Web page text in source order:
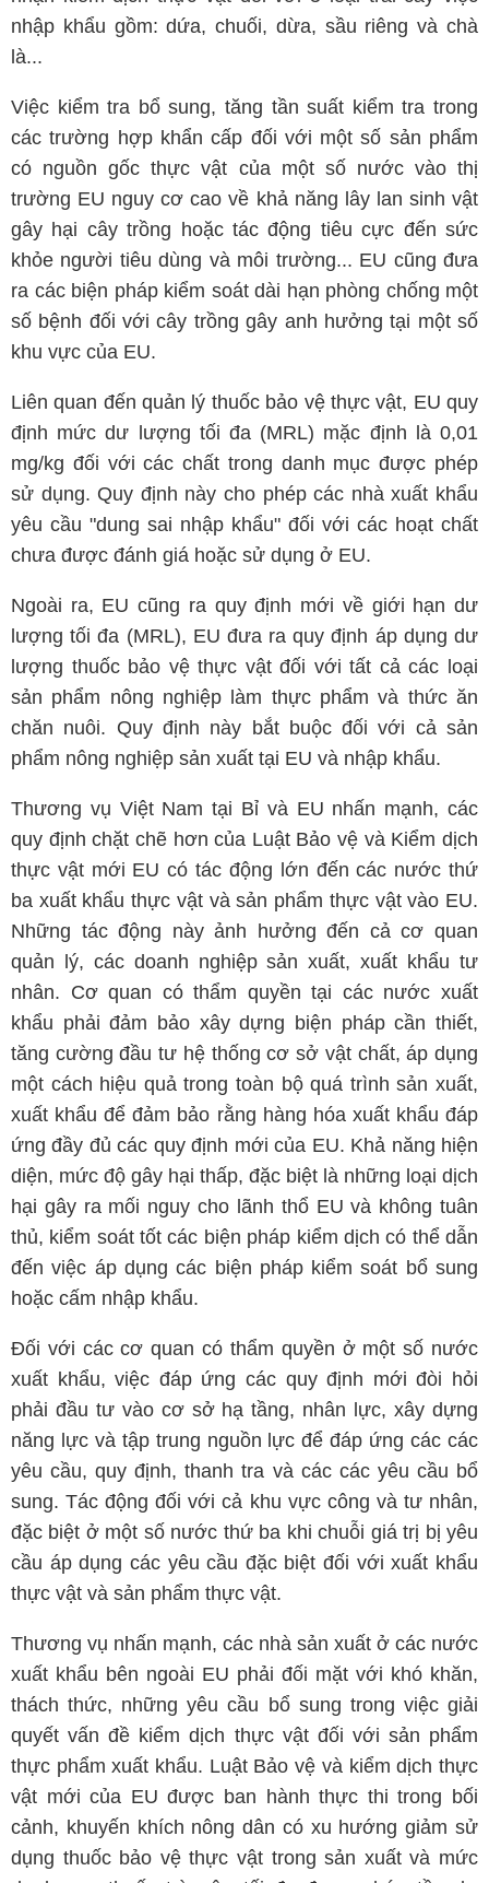
nhập khẩu gồm: dứa, chuối, dừa, sầu riêng và chà
là...
Việc kiểm tra bổ sung, tăng tần suất kiểm tra trong
các trường hợp khẩn cấp đối với một số sản phẩm
có nguồn gốc thực vật của một số nước vào thị
trường EU nguy cơ cao về khả năng lây lan sinh vật
gây hại cây trồng hoặc tác động tiêu cực đến sức
khỏe người tiêu dùng và môi trường... EU cũng đưa
ra các biện pháp kiểm soát dài hạn phòng chống một
số bệnh đối với cây trồng gây anh hưởng tại một số
khu vực của EU.
Liên quan đến quản lý thuốc bảo vệ thực vật, EU quy
định mức dư lượng tối đa (MRL) mặc định là 0,01
mg/kg đối với các chất trong danh mục được phép
sử dụng. Quy định này cho phép các nhà xuất khẩu
yêu cầu "dung sai nhập khẩu" đối với các hoạt chất
chưa được đánh giá hoặc sử dụng ở EU.
Ngoài ra, EU cũng ra quy định mới về giới hạn dư
lượng tối đa (MRL), EU đưa ra quy định áp dụng dư
lượng thuốc bảo vệ thực vật đối với tất cả các loại
sản phẩm nông nghiệp làm thực phẩm và thức ăn
chăn nuôi. Quy định này bắt buộc đối với cả sản
phẩm nông nghiệp sản xuất tại EU và nhập khẩu.
Thương vụ Việt Nam tại Bỉ và EU nhấn mạnh, các
quy định chặt chẽ hơn của Luật Bảo vệ và Kiểm dịch
thực vật mới EU có tác động lớn đến các nước thứ
ba xuất khẩu thực vật và sản phẩm thực vật vào EU.
Những tác động này ảnh hưởng đến cả cơ quan
quản lý, các doanh nghiệp sản xuất, xuất khẩu tư
nhân. Cơ quan có thẩm quyền tại các nước xuất
khẩu phải đảm bảo xây dựng biện pháp cần thiết,
tăng cường đầu tư hệ thống cơ sở vật chất, áp dụng
một cách hiệu quả trong toàn bộ quá trình sản xuất,
xuất khẩu để đảm bảo rằng hàng hóa xuất khẩu đáp
ứng đầy đủ các quy định mới của EU. Khả năng hiện
diện, mức độ gây hại thấp, đặc biệt là những loại dịch
hại gây ra mối nguy cho lãnh thổ EU và không tuân
thủ, kiểm soát tốt các biện pháp kiểm dịch có thể dẫn
đến việc áp dụng các biện pháp kiểm soát bổ sung
hoặc cấm nhập khẩu.
Đối với các cơ quan có thẩm quyền ở một số nước
xuất khẩu, việc đáp ứng các quy định mới đòi hỏi
phải đầu tư vào cơ sở hạ tầng, nhân lực, xây dựng
năng lực và tập trung nguồn lực để đáp ứng các các
yêu cầu, quy định, thanh tra và các các yêu cầu bổ
sung. Tác động đối với cả khu vực công và tư nhân,
đặc biệt ở một số nước thứ ba khi chuỗi giá trị bị yêu
cầu áp dụng các yêu cầu đặc biệt đối với xuất khẩu
thực vật và sản phẩm thực vật.
Thương vụ nhấn mạnh, các nhà sản xuất ở các nước
xuất khẩu bên ngoài EU phải đối mặt với khó khăn,
thách thức, những yêu cầu bổ sung trong việc giải
quyết vấn đề kiểm dịch thực vật đối với sản phẩm
thực phẩm xuất khẩu. Luật Bảo vệ và kiểm dịch thực
vật mới của EU được ban hành thực thi trong bối
cảnh, khuyến khích nông dân có xu hướng giảm sử
dụng thuốc bảo vệ thực vật trong sản xuất và mức